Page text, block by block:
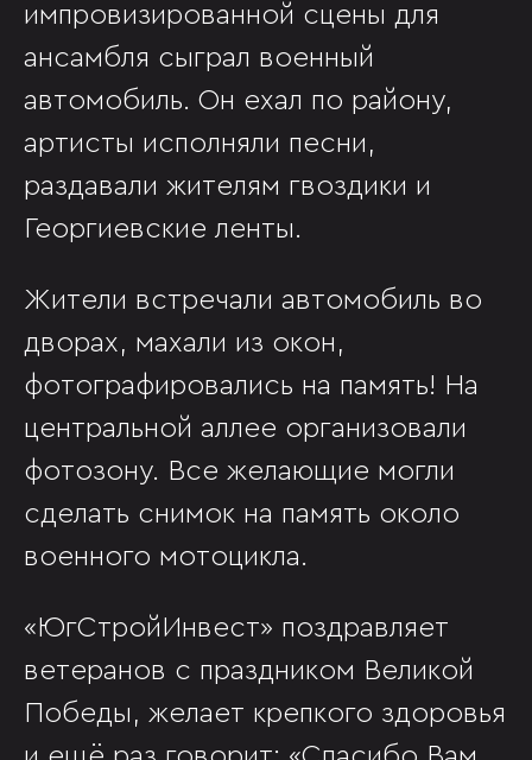
импровизированной сцены для
ансамбля сыграл военный
автомобиль. Он ехал по району,
артисты исполняли песни,
раздавали жителям гвоздики и
Георгиевские ленты.
Жители встречали автомобиль во
дворах, махали из окон,
фотографировались на память! На
центральной аллее организовали
фотозону. Все желающие могли
сделать снимок на память около
военного мотоцикла.
«ЮгСтройИнвест» поздравляет
ветеранов с праздником Великой
Победы, желает крепкого здоровья